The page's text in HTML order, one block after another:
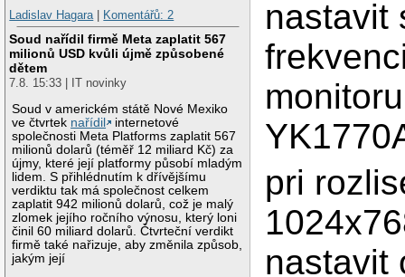
Ladislav Hagara| Komentářů: 2
Soud nařídil firmě Meta zaplatit 567
milionů USD kvůli újmě způsobené
dětem
7.8. 15:33 | IT novinky
Soud v americkém státě Nové Mexiko
ve čtvrtek nařídil
internetové
společnosti Meta Platforms zaplatit 567
milionů dolarů (téměř 12 miliard Kč) za
újmy, které její platformy působí mladým
lidem. S přihlédnutím k dřívějšímu
verdiktu tak má společnost celkem
zaplatit 942 milionů dolarů, což je malý
zlomek jejího ročního výnosu, který loni
činil 60 miliard dolarů. Čtvrteční verdikt
firmě také nařizuje, aby změnila způsob,
jakým její
nastavit
pri
nastavit